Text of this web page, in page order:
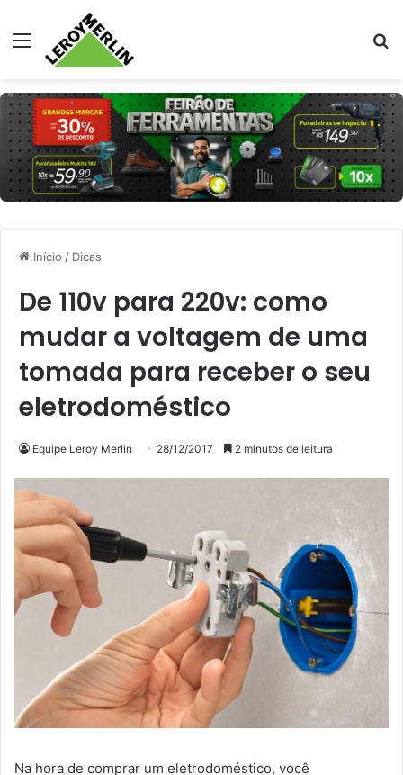
Menu
Início / Dicas
De 110v para 220v: como
mudar a voltagem de uma
tomada para receber o seu
eletrodoméstico
Equipe Leroy Merlin 28/12/2017 2 minutos de leitura
Na hora de comprar um eletrodoméstico, você